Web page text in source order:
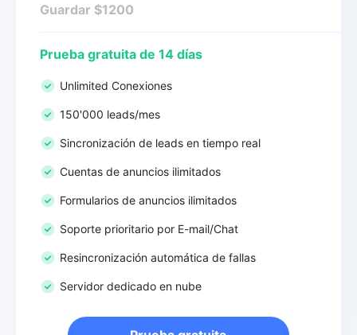
Guardar $1200
Prueba gratuita de 14 días
Unlimited Conexiones
150'000 leads/mes
Sincronización de leads en tiempo real
Cuentas de anuncios ilimitados
Formularios de anuncios ilimitados
Soporte prioritario por E-mail/Chat
Resincronización automática de fallas
Servidor dedicado en nube